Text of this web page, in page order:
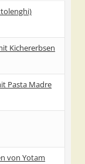
Kichererbsen
Pasta Madre
von Yotam